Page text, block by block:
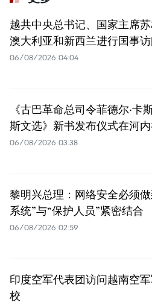
越共中央总书记、国家主席
澳大利亚和新西兰进行国事
06/08/2026 04:04
《古巴革命总司令菲德尔·卡
斯文选》新书发布仪式在河
06/08/2026 03:38
黎明兴总理：网络安全必须
系统”与“保护人员”紧密结合
06/08/2026 02:59
印度空军代表团访问越南空
校